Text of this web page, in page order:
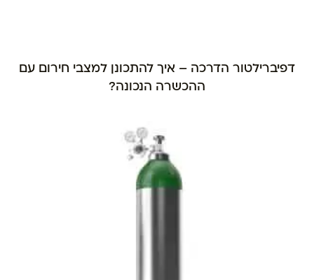
דפיברילטור הדרכה – איך להתכונן למצבי חירום עם
ההכשרה הנכונה?